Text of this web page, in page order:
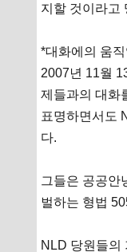
지할 것이라고
*대화에의 움
2007년 11월
제들과의 대화
표명하면서도
다.
그들은 공공안
벌하는 형법
NLD 당원들의